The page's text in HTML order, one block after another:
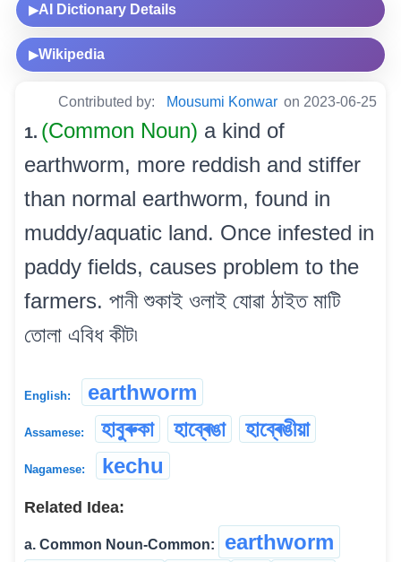
▶AI Dictionary Details
▶Wikipedia
Contributed by: Mousumi Konwar on 2023-06-25
1. (Common Noun) a kind of
earthworm, more reddish and stiffer
than normal earthworm, found in
muddy/aquatic land. Once infested in
paddy fields, causes problem to the
farmers. পানী শুকাই ওলাই যোৱা ঠাইত মাটি
তোলা এবিধ কীট৷
English: earthworm
Assamese: হাবুৰুকা হাব্ৰেঙা হাব্ৰেঙীয়া
Nagamese: kechu
Related Idea:
a. Common Noun-Common:
earthworm